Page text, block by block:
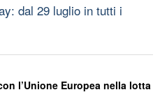
dal 29 luglio in tutti i
l’Unione Europea nella lotta